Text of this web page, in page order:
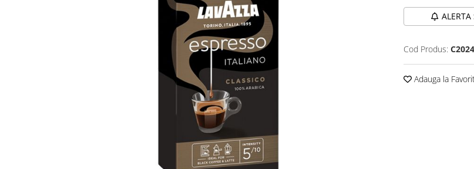
ALERTA
Cod Produs: C2024
Adauga la